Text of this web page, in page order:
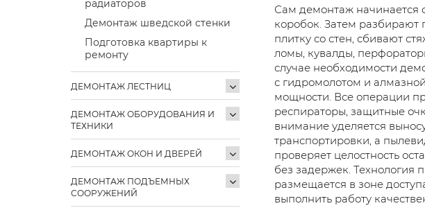
радиаторов
Демонтаж шведской стенки
Подготовка квартиры к
ремонту
ДЕМОНТАЖ ЛЕСТНИЦ
ДЕМОНТАЖ ОБОРУДОВАНИЯ И
ТЕХНИКИ
ДЕМОНТАЖ ОКОН И ДВЕРЕЙ
ДЕМОНТАЖ ПОДЪЕМНЫХ
СООРУЖЕНИЙ
Сам демонтаж начинается
коробок. Затем разбирают
плитку со стен, сбивают
ломы, кувалды,
случае необходимости
с гидромолотом и
мощности. Все операции
респираторы, защитные
внимание уделяется
транспортировки, а
проверяет целостность
без задержек. Технология
размещается в зоне
выполнить работу